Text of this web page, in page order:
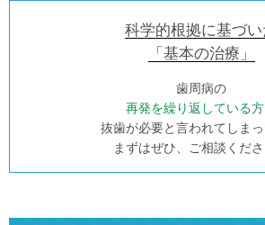
科学的根拠に基づい
「基本の治療」
歯周病の
再発を繰り返している方
抜歯が必要と言われてしまっ
まずはぜひ、ご相談くださ